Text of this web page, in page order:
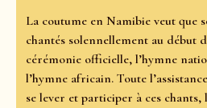
La coutume en Namibie veut que
chantés solennellement au début
cérémonie officielle, l’hymne
l’hymne africain. Toute
se lever et participer à ces chants,